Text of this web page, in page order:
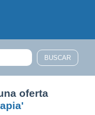
oferta